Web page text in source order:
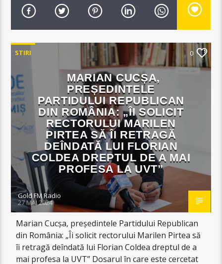
STIRI 0
MARIAN CUCȘA,
PREȘEDINTELE
PARTIDULUI REPUBLICAN
DIN ROMÂNIA: „ÎI SOLICIT
RECTORULUI MARILEN
PIRTEA SĂ ÎI RETRAGĂ
DEÎNDATĂ LUI FLORIAN
COLDEA DREPTUL DE A MAI
PROFESA LA UVT”
Gold FM Radio
27 MAI 2024
Marian Cucșa, președintele Partidului Republican
din România: „Îi solicit rectorului Marilen Pirtea să
îi retragă deîndată lui Florian Coldea dreptul de a
mai profesa la UVT” Dosarul în care este cercetat